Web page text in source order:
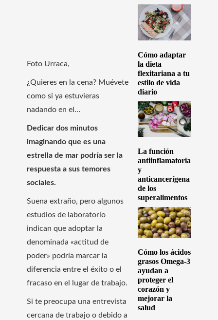
Foto Urraca,
¿Quieres en la cena? Muévete
como si ya estuvieras
nadando en el…
Dedicar dos minutos
imaginando que es una
estrella de mar podría ser la
respuesta a sus temores
sociales.
Suena extraño, pero algunos
estudios de laboratorio
indican que adoptar la
denominada «actitud de
poder» podría marcar la
diferencia entre el éxito o el
fracaso en el lugar de trabajo.
Si te preocupa una entrevista
cercana de trabajo o debido a
Cómo adaptar
la dieta
flexitariana a tu
estilo de vida
diario
La función
antiinflamatoria
y
anticancerígena
de los
superalimentos
Cómo los ácidos
grasos Omega-3
ayudan a
proteger el
corazón y
mejorar la
salud